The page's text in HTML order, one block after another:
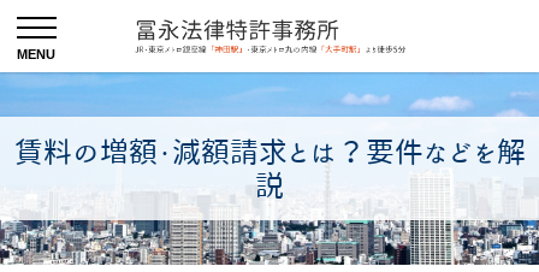
賃料の増額・減額請求とは？要件などを解
説